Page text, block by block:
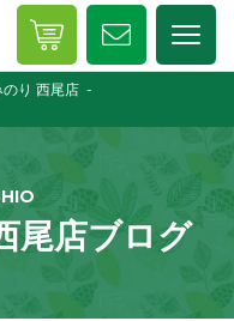
り 西尾店
尾店ブログ